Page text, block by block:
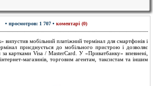
• просмотров: 1 707 • коментарі (0)
випустив мобільний платіжний термінал для смартфонів і
приєднується до мобільного пристрою і дозволяє
картками Visa / MasterCard. У «Приватбанку» впевнені,
магазинів, торговим агентам, таксистам та іншим